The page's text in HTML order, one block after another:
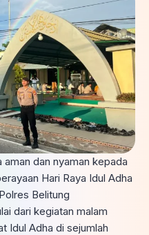
dan nyaman kepada
Hari Raya Idul Adha
Belitung
dari kegiatan malam
Idul Adha di sejumlah